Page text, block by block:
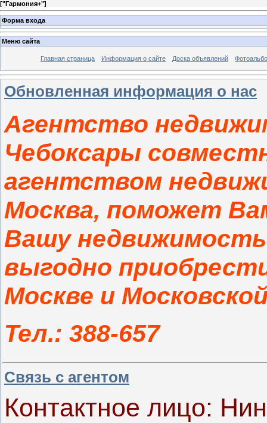
["Гармония+"]
Форма входа
Меню сайта
Главная страница Информация о сайте Доска объявлений
Обновленная информация о нас
Агентство
Чебоксары
агентством
Москва, поможет
Вашу
выгодно
Москве и
Тел.: 388-657
Связь с агентом
Контактное лицо: